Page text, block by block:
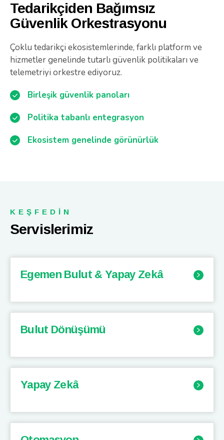
Tedarikçiden Bağımsız
Güvenlik Orkestrasyonu
Çoklu tedarikçi ekosistemlerinde, farklı platform ve
hizmetler genelinde tutarlı güvenlik politikaları ve
telemetriyi orkestre ediyoruz.
Birleşik güvenlik panoları
Politika tabanlı entegrasyon
Ekosistem genelinde görünürlük
KEŞFEDİN
Servislerimiz
Egemen Bulut & Yapay Zekâ
Bulut Dönüşümü
Yapay Zekâ